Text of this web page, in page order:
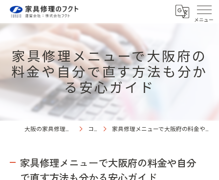
家具修理メニューで大阪府の
料金や自分で直す方法も分か
る安心ガイド
コラム 家具修理メニューで大阪府の料金や自分で直す方法も分かる安心ガイド
家具修理メニューで大阪府の料金や自分
で直す方法も分かる安心ガイド